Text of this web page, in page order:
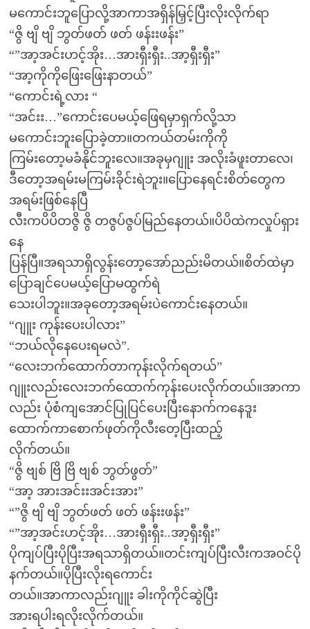
မကောင်းဘူပြောလို့အာကာအရှိန်မြှင့်ပြီးလိုးလိုက်ရာ
“ဇွိ ဗျိ ဗျိ ဘွတ်ဖတ် ဖတ် ဖန်းးဖန်း”
“”အာ့အင်းဟင့်အိုး…အားရှီးရှီး..အာ့ရှီးရှီး”
“အာ့ကိုကိုဖြေးဖြေးနာတယ်”
“ကောင်းရဲ့လား “
“အင်းး…”ကောင်းပေမယ့်ဖြေရမှာရှက်လို့သာ
မကောင်းဘူးပြောခဲ့တာ။တကယ်တမ်းကိုကို
ကြမ်းတော့မခံနိုင်ဘူးလေ။အခုမှဂျူး အလိုးခံဖူးတာလေ၊
ဒီတော့အရမ်းမကြမ်းခိုင်းရဲဘူး။ပြောနေရင်းစိတ်တွေက
အရမ်းဖြစ်နေပြီ
လီးကပိပိတဇွိ ဇွိ တဇွပ်ဇွပ်မြည်နေတယ်။ပိပိထဲကလှုပ်ရှား
နေ
ပြန်ပြီ။အရသာရှိလွန်းတော့အော်ညည်းမိတယ်။စိတ်ထဲမှာ
ပြောချင်ပေမယ့်ပြောမထွက်ရဲ
သေးပါဘူး။အခုတော့အရမ်းပဲကောင်းနေတယ်။
“ဂျူး ကုန်းပေးပါလား”
“ဘယ်လိုနေပေးရမလဲ”.
“လေးဘက်ထောက်တာကုန်းလိုက်ရတယ်”
ဂျူးလည်းလေးဘက်ထောက်ကုန်းပေးလိုက်တယ်။အာကာ
လည်း ပုံစံကျအောင်ပြုပြင်ပေးပြီးနောက်ကနေဒူး
ထောက်ကာစောက်ဖုတ်ကိုလီးတေ့ပြီးထည့်
လိုက်တယ်။
“ဇွိ ဗျစ် ဗြိ ဗြိ ဗျစ် ဘွတ်ဖွတ်”
“အာ့ အားအင်းးအင်းအား”
“”ဇွိ ဗျိ ဗျိ ဘွတ်ဖတ် ဖတ် ဖန်းးဖန်း”
“”အာ့အင်းဟင့်အိုး…အားရှီးရှီး..အာ့ရှီးရှီး”
ပိုကျပ်ပြီးပိုပြီးအရသာရှိတယ်။တင်းကျပ်ပြီးလီးကအဝင်ပို
နက်တယ်။ပိုပြီးလိုးရကောင်း
တယ်။အာကာလည်းဂျူး ခါးကိုကိုင်ဆွဲပြီး
အားရပါးရလိုးလိုက်တယ်။